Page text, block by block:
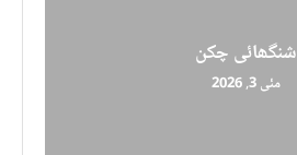
شنگھائی چکن
مئی 3, 2026